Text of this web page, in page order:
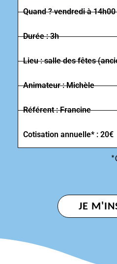
Quand ? vendredi à 14h00
Durée : 3h
Lieu : salle des fêtes
Animateur : Michèle
Référent : Francine
Cotisation annuelle* : 20€
JE